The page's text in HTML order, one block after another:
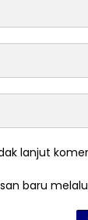
lanjut
baru